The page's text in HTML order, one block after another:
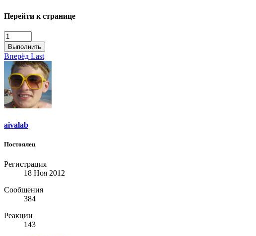
Перейти к странице
Выполнить
Вперёд Last
aivalab
Постоялец
Регистрация
18 Ноя 2012
Сообщения
384
Реакции
143